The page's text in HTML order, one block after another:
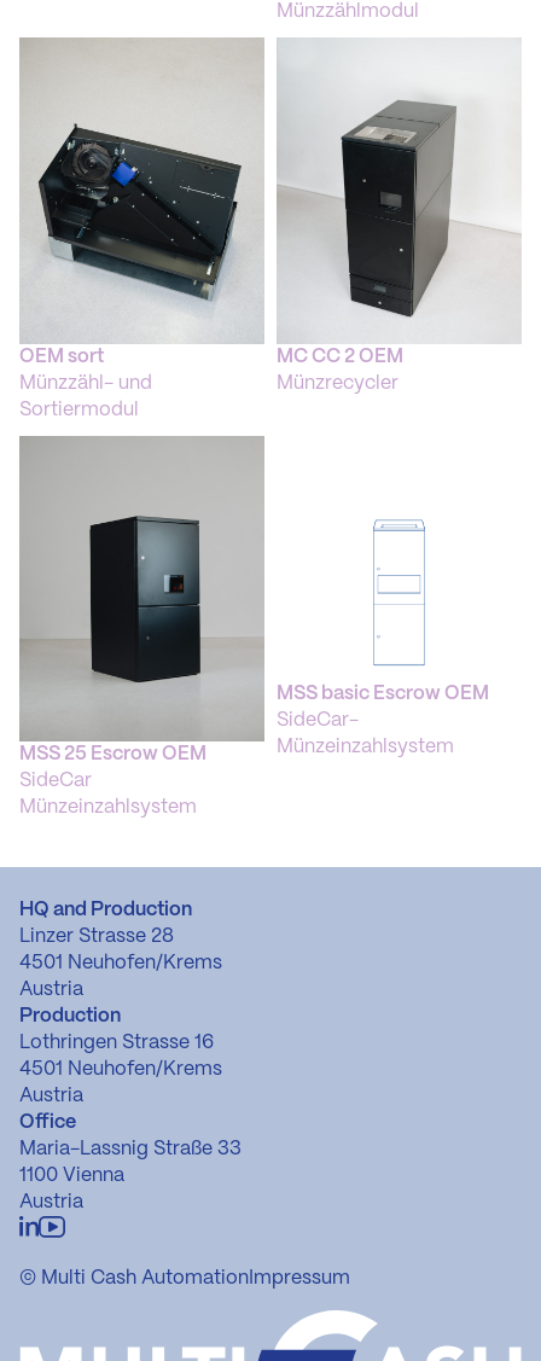
Münzzählmodul
OEM sort
Münzzähl- und
Sortiermodul
MC CC 2 OEM
Münzrecycler
MSS 25 Escrow OEM
SideCar
Münzeinzahlsystem
MSS basic Escrow OEM
SideCar-
Münzeinzahlsystem
HQ and Production
Linzer Strasse 28
4501 Neuhofen/Krems
Austria
Production
Lothringen Strasse 16
4501 Neuhofen/Krems
Austria
Office
Maria-Lassnig Straße 33
1100 Vienna
Austria
© Multi Cash Automation Impressum